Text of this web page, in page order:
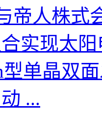
帝人株式
实现太
单晶双
...